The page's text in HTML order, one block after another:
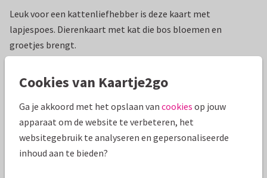
Leuk voor een kattenliefhebber is deze kaart met
lapjespoes. Dierenkaart met kat die bos bloemen en
groetjes brengt.
Wenskaarten Marjoleins Creations Dieren
Specificaties bij deze kaart
Cookies van Kaartje2go
Ga je akkoord met het opslaan van cookies op jouw
apparaat om de website te verbeteren, het
websitegebruik te analyseren en gepersonaliseerde
inhoud aan te bieden?